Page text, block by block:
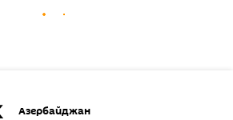
Азербайджан